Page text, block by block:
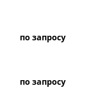
по запросу
по запросу